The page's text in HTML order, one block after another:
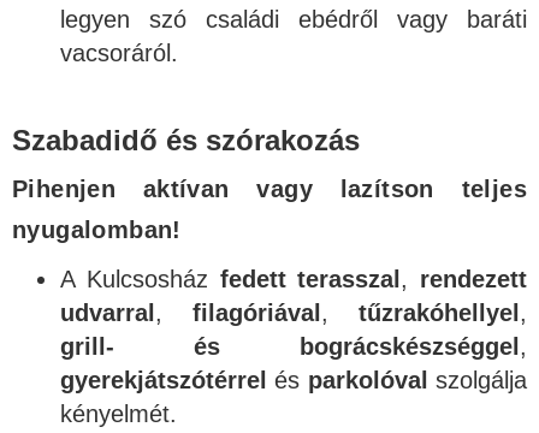
legyen szó családi ebédről vagy baráti
vacsoráról.
Szabadidő és szórakozás
Pihenjen aktívan vagy lazítson teljes
nyugalomban!
A Kulcsosház fedett terasszal , rendezett
udvarral , filagóriával , tűzrakóhellyel ,
grill- és bográcskészséggel ,
gyerekjátszótérrel és parkolóval szolgálja
kényelmét.